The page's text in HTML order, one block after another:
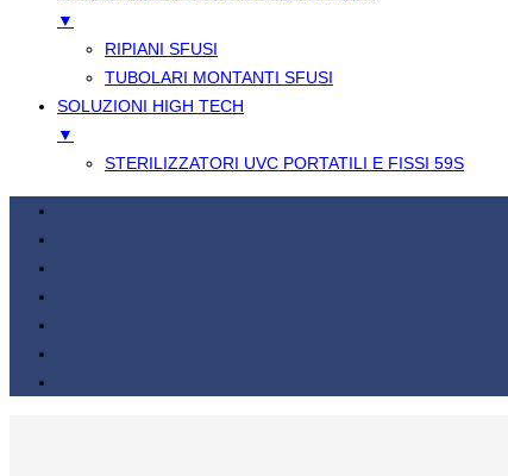
▼
RIPIANI SFUSI
TUBOLARI MONTANTI SFUSI
SOLUZIONI HIGH TECH
▼
STERILIZZATORI UVC PORTATILI E FISSI 59S